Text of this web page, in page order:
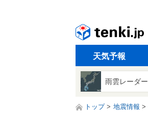
天気予報
雨雲レーダー
トップ 地震情報